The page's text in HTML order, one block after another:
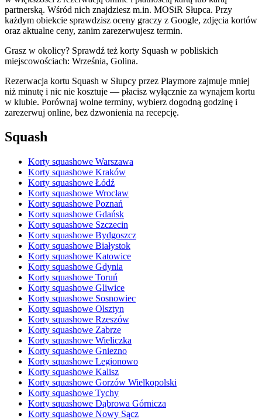
partnerską. Wśród nich znajdziesz m.in. MOSiR Słupca. Przy
każdym obiekcie sprawdzisz oceny graczy z Google, zdjęcia kortów
oraz aktualne ceny, zanim zarezerwujesz termin.
Grasz w okolicy? Sprawdź też korty Squash w pobliskich
miejscowościach: Września, Golina.
Rezerwacja kortu Squash w Słupcy przez Playmore zajmuje mniej
niż minutę i nic nie kosztuje — płacisz wyłącznie za wynajem kortu
w klubie. Porównaj wolne terminy, wybierz dogodną godzinę i
zarezerwuj online, bez dzwonienia na recepcję.
Squash
Korty squashowe Warszawa
Korty squashowe Kraków
Korty squashowe Łódź
Korty squashowe Wrocław
Korty squashowe Poznań
Korty squashowe Gdańsk
Korty squashowe Szczecin
Korty squashowe Bydgoszcz
Korty squashowe Białystok
Korty squashowe Katowice
Korty squashowe Gdynia
Korty squashowe Toruń
Korty squashowe Gliwice
Korty squashowe Sosnowiec
Korty squashowe Olsztyn
Korty squashowe Rzeszów
Korty squashowe Zabrze
Korty squashowe Wieliczka
Korty squashowe Gniezno
Korty squashowe Legionowo
Korty squashowe Kalisz
Korty squashowe Gorzów Wielkopolski
Korty squashowe Tychy
Korty squashowe Dąbrowa Górnicza
Korty squashowe Nowy Sącz